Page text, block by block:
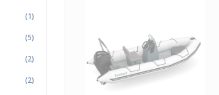
(1)
(5)
(2)
(2)